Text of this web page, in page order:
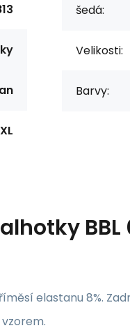
šedá:
Velikosti:
Barvy:
BBL
elastanu 8%.